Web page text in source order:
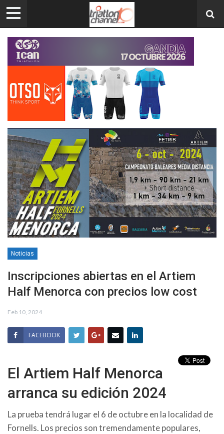
Noticias
Inscripciones abiertas en el Artiem
Half Menorca con precios low cost
Feb 10, 2024
FACEBOOK
El Artiem Half Menorca
arranca su edición 2024
La prueba tendrá lugar el 6 de octubre en la localidad de
Fornells. Los precios son tremendamente populares,